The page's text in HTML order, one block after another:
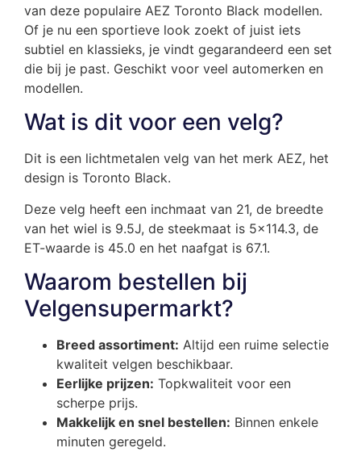
van deze populaire AEZ Toronto Black modellen.
Of je nu een sportieve look zoekt of juist iets
subtiel en klassieks, je vindt gegarandeerd een set
die bij je past. Geschikt voor veel automerken en
modellen.
Wat is dit voor een velg?
Dit is een lichtmetalen velg van het merk AEZ, het
design is Toronto Black.
Deze velg heeft een inchmaat van 21, de breedte
van het wiel is 9.5J, de steekmaat is 5×114.3, de
ET-waarde is 45.0 en het naafgat is 67.1.
Waarom bestellen bij
Velgensupermarkt?
Breed assortiment: Altijd een ruime selectie
kwaliteit velgen beschikbaar.
Eerlijke prijzen: Topkwaliteit voor een
scherpe prijs.
Makkelijk en snel bestellen: Binnen enkele
minuten geregeld.